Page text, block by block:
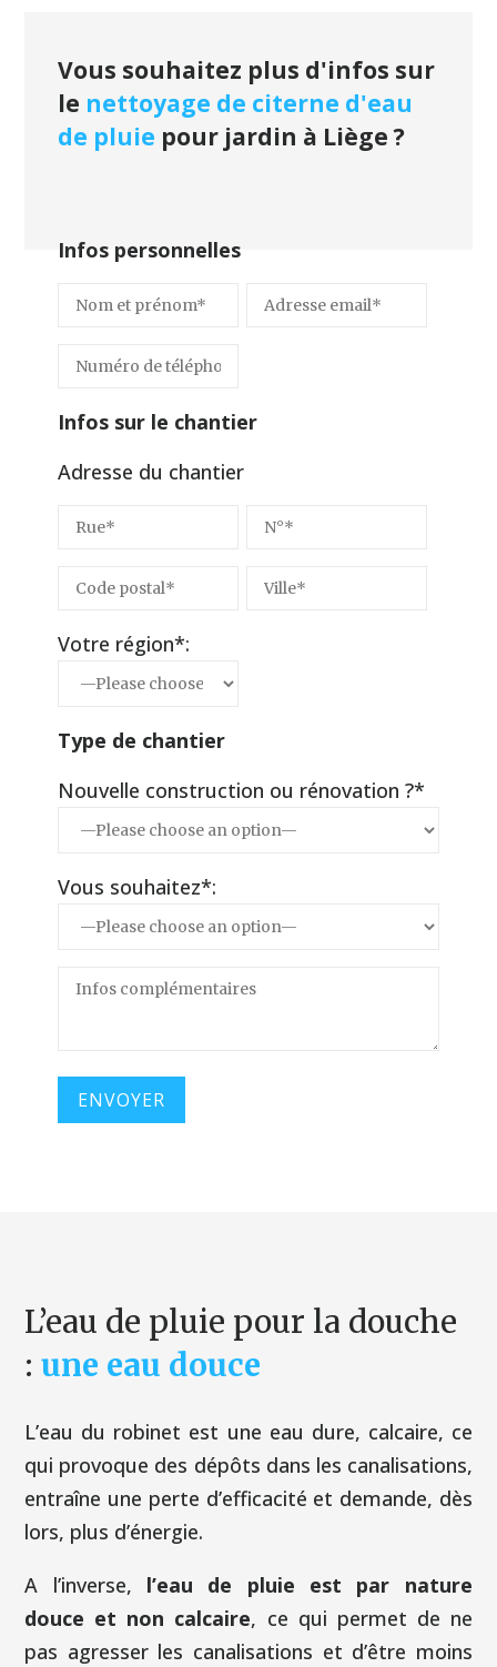
Vous souhaitez plus d'infos sur
le nettoyage de citerne d'eau
de pluie pour jardin à Liège ?
Infos personnelles
Infos sur le chantier
Adresse du chantier
Votre région*:
Type de chantier
Nouvelle construction ou rénovation ?*
Vous souhaitez*:
L’eau de pluie pour la douche
: une eau douce
L’eau du robinet est une eau dure, calcaire, ce
qui provoque des dépôts dans les canalisations,
entraîne une perte d’efficacité et demande, dès
lors, plus d’énergie.
A l’inverse, l’eau de pluie est par nature
douce et non calcaire, ce qui permet de ne
pas agresser les canalisations et d’être moins